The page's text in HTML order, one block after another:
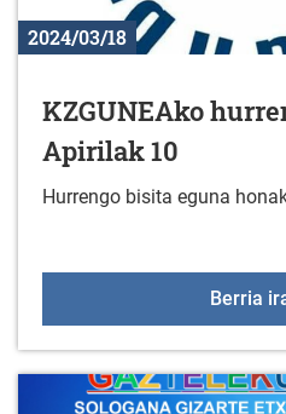
2024/03/18
KZGUNEAko
Apirilak 10
Hurrengo bisita eguna
Berria